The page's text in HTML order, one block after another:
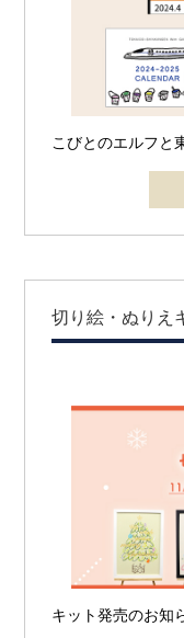
こびとのエルフと
切り絵・ぬりえ
キット発売のお知